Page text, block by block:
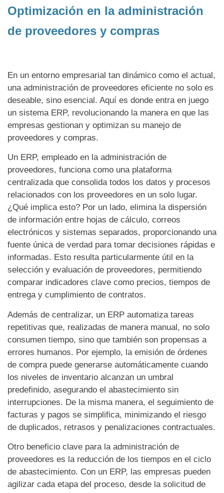
Optimización en la administración
de proveedores y compras
En un entorno empresarial tan dinámico como el actual,
una administración de proveedores eficiente no solo es
deseable, sino esencial. Aquí es donde entra en juego
un sistema ERP, revolucionando la manera en que las
empresas gestionan y optimizan su manejo de
proveedores y compras.
Un ERP, empleado en la administración de
proveedores, funciona como una plataforma
centralizada que consolida todos los datos y procesos
relacionados con los proveedores en un solo lugar.
¿Qué implica esto? Por un lado, elimina la dispersión
de información entre hojas de cálculo, correos
electrónicos y sistemas separados, proporcionando una
fuente única de verdad para tomar decisiones rápidas e
informadas. Esto resulta particularmente útil en la
selección y evaluación de proveedores, permitiendo
comparar indicadores clave como precios, tiempos de
entrega y cumplimiento de contratos.
Además de centralizar, un ERP automatiza tareas
repetitivas que, realizadas de manera manual, no solo
consumen tiempo, sino que también son propensas a
errores humanos. Por ejemplo, la emisión de órdenes
de compra puede generarse automáticamente cuando
los niveles de inventario alcanzan un umbral
predefinido, asegurando el abastecimiento sin
interrupciones. De la misma manera, el seguimiento de
facturas y pagos se simplifica, minimizando el riesgo
de duplicados, retrasos y penalizaciones contractuales.
Otro beneficio clave para la administración de
proveedores es la reducción de los tiempos en el ciclo
de abastecimiento. Con un ERP, las empresas pueden
agilizar cada etapa del proceso, desde la solicitud de